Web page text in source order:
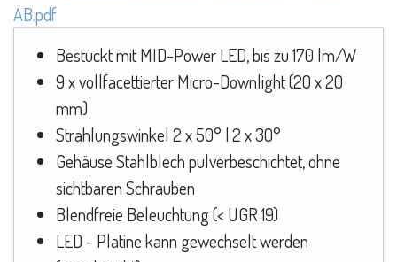
AB.pdf
Bestückt mit MID-Power LED, bis zu 170 lm/W
9 x vollfacettierter Micro-Downlight (20 x 20
mm)
Strahlungswinkel 2 x 50° | 2 x 30°
Gehäuse Stahlblech pulverbeschichtet, ohne
sichtbaren Schrauben
Blendfreie Beleuchtung (< UGR 19)
LED - Platine kann gewechselt werden